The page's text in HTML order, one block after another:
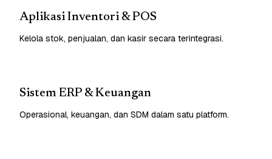
Aplikasi Inventori & POS
Kelola stok, penjualan, dan kasir secara terintegrasi.
Sistem ERP & Keuangan
Operasional, keuangan, dan SDM dalam satu platform.